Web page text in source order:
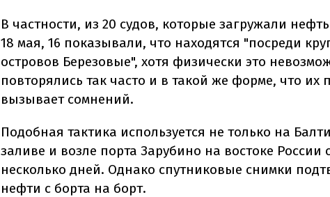
В частности, из 20 судов, которые загружали
18 мая, 16 показывали, что находятся "посреди
островов Березовые", хотя физически это
повторялись так часто и в такой же форме, что их
вызывает сомнений.
Подобная тактика используется не только на
заливе и возле порта Зарубино на востоке
несколько дней. Однако спутниковые снимки
нефти с борта на борт.